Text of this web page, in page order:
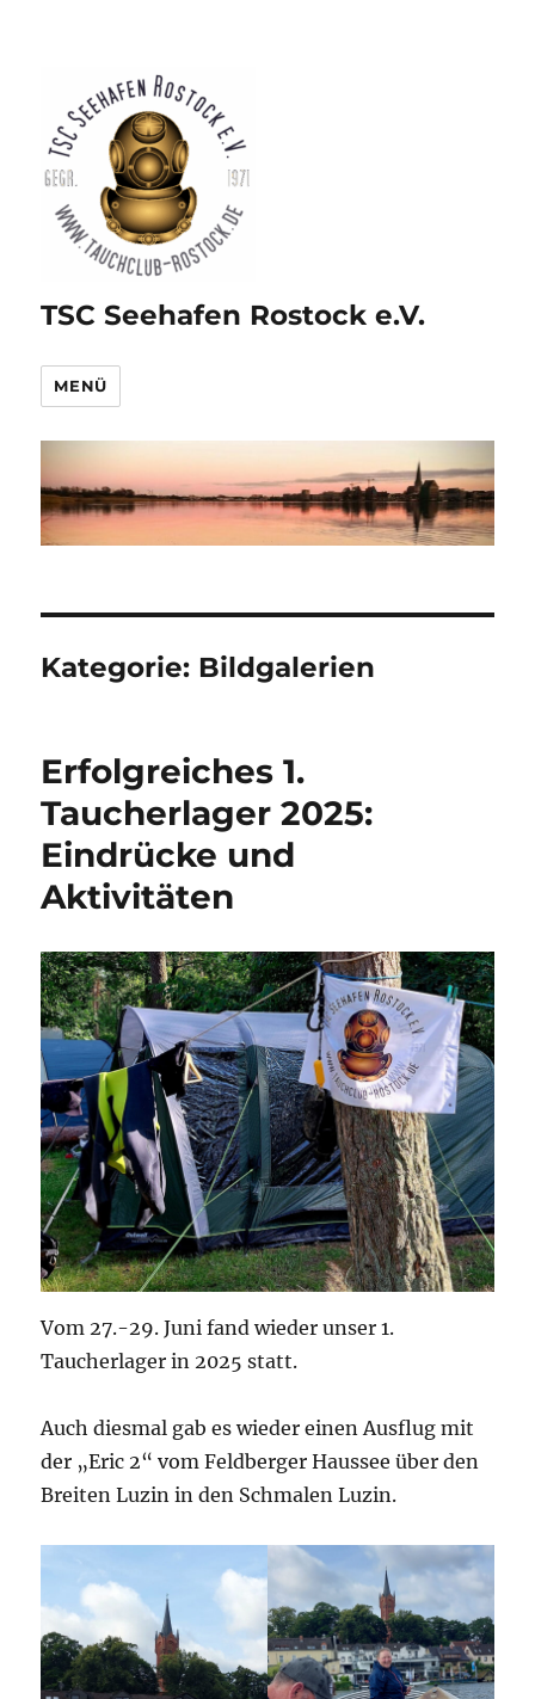
TSC Seehafen Rostock e.V.
MENÜ
Kategorie: Bildgalerien
Erfolgreiches 1.
Taucherlager 2025:
Eindrücke und
Aktivitäten
Vom 27.-29. Juni fand wieder unser 1.
Taucherlager in 2025 statt.
Auch diesmal gab es wieder einen Ausflug mit
der „Eric 2“ vom Feldberger Haussee über den
Breiten Luzin in den Schmalen Luzin.